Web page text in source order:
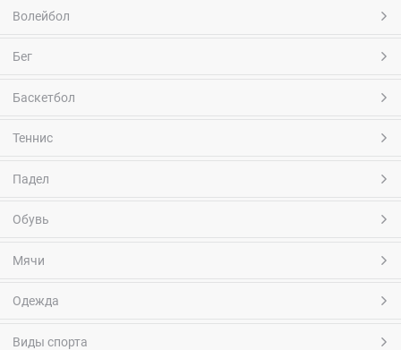
Волейбол
Бег
Баскетбол
Теннис
Падел
Обувь
Мячи
Одежда
Виды спорта